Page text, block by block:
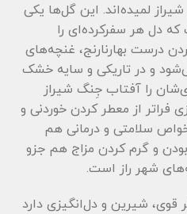
لمیده‌اند. این گل‌ها یکی
دل هر سفرکرده‌ای را
درست بهارنارنج، غنچه‌های
و در تاریکی و سایه خشک
را آفتاب جِنگ شیراز
فراتر از معطر کردن خوردنی و
سلامتی و درمانی هم
و گرم کردن مزاج هم جزو
شهر راز است.
قوی، شیرین و دل‌انگیزی دارد